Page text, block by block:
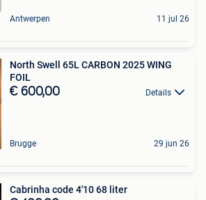
Antwerpen 11 jul 26
North Swell 65L CARBON 2025 WING
FOIL
€ 600,00 Details
Brugge 29 jun 26
Cabrinha code 4'10 68 liter